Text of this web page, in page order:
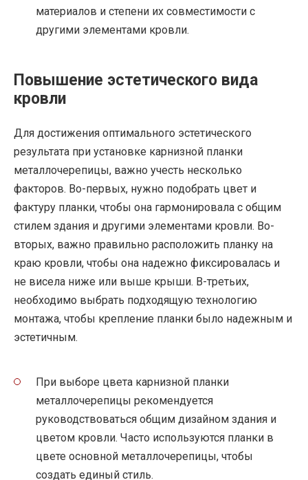
материалов и степени их совместимости с
другими элементами кровли.
Повышение эстетического вида
кровли
Для достижения оптимального эстетического
результата при установке карнизной планки
металлочерепицы, важно учесть несколько
факторов. Во-первых, нужно подобрать цвет и
фактуру планки, чтобы она гармонировала с общим
стилем здания и другими элементами кровли. Во-
вторых, важно правильно расположить планку на
краю кровли, чтобы она надежно фиксировалась и
не висела ниже или выше крыши. В-третьих,
необходимо выбрать подходящую технологию
монтажа, чтобы крепление планки было надежным и
эстетичным.
При выборе цвета карнизной планки
металлочерепицы рекомендуется
руководствоваться общим дизайном здания и
цветом кровли. Часто используются планки в
цвете основной металлочерепицы, чтобы
создать единый стиль.